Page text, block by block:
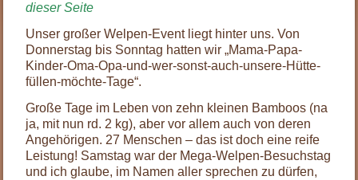
dieser Seite
Unser großer Welpen-Event liegt hinter uns. Von
Donnerstag bis Sonntag hatten wir „Mama-Papa-
Kinder-Oma-Opa-und-wer-sonst-auch-unsere-Hütte-
füllen-möchte-Tage“.
Große Tage im Leben von zehn kleinen Bamboos (na
ja, mit nun rd. 2 kg), aber vor allem auch von deren
Angehörigen. 27 Menschen – das ist doch eine reife
Leistung! Samstag war der Mega-Welpen-Besuchstag
und ich glaube, im Namen aller sprechen zu dürfen,